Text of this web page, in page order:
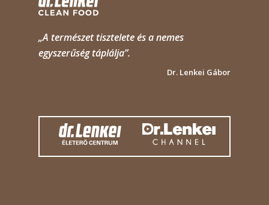
„A természet tisztelete és a nemes
egyszerűség táplálja”.
Dr. Lenkei Gábor